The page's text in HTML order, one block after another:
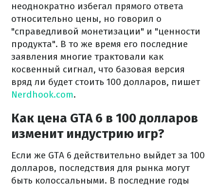
неоднократно избегал прямого ответа
относительно цены, но говорил о
"справедливой монетизации" и "ценности
продукта". В то же время его последние
заявления многие трактовали как
косвенный сигнал, что базовая версия
вряд ли будет стоить 100 долларов, пишет
Nerdhook.com.
Как цена GTA 6 в 100 долларов
изменит индустрию игр?
Если же GTA 6 действительно выйдет за 100
долларов, последствия для рынка могут
быть колоссальными. В последние годы